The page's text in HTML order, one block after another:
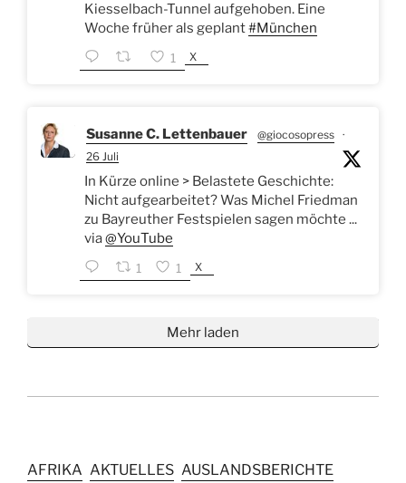
Kiesselbach-Tunnel aufgehoben. Eine
Woche früher als geplant#München
1 X
Susanne C. Lettenbauer @giocosopress ·
26 Juli
In Kürze online > Belastete Geschichte:
Nicht aufgearbeitet? Was Michel Friedman
zu Bayreuther Festspielen sagen möchte ...
via@YouTube
1 1 X
Mehr laden
AFRIKA AKTUELLES AUSLANDSBERICHTE